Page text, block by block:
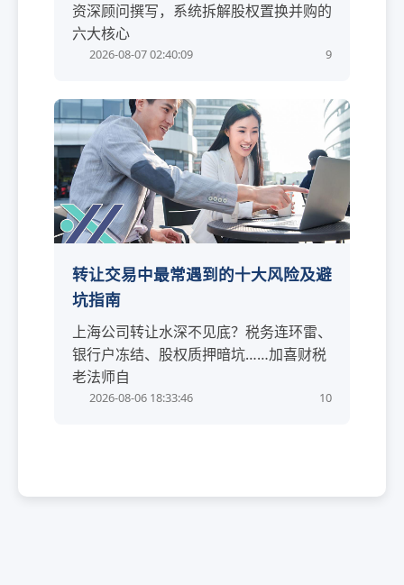
资深顾问撰写，系统拆解股权置换并购的
六大核心
2026-08-07 02:40:09 9
转让交易中最常遇到的十大风险及避
坑指南
上海公司转让水深不见底？税务连环雷、
银行户冻结、股权质押暗坑……加喜财税
老法师自
2026-08-06 18:33:46 10